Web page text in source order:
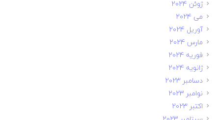
ژوئن 2024
می 2024
آوریل 2024
مارس 2024
فوریه 2024
ژانویه 2024
دسامبر 2023
نوامبر 2023
اکتبر 2023